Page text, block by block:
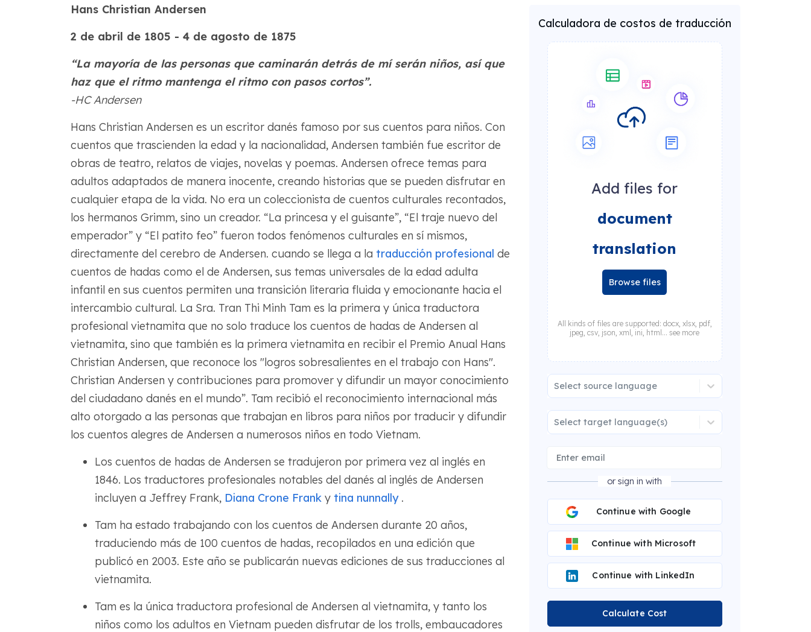
Hans Christian Andersen
2 de abril de 1805 - 4 de agosto de 1875
“La mayoría de las personas que caminarán detrás de mí serán niños, así que
haz que el ritmo mantenga el ritmo con pasos cortos”.
-HC Andersen
Hans Christian Andersen es un escritor danés famoso por sus cuentos para niños. Con
cuentos que trascienden la edad y la nacionalidad, Andersen también fue escritor de
obras de teatro, relatos de viajes, novelas y poemas. Andersen ofrece temas para
adultos adaptados de manera inocente, creando historias que se pueden disfrutar en
cualquier etapa de la vida. No era un coleccionista de cuentos culturales recontados,
los hermanos Grimm, sino un creador. “La princesa y el guisante”, “El traje nuevo del
emperador” y “El patito feo” fueron todos fenómenos culturales en sí mismos,
directamente del cerebro de Andersen. cuando se llega a la traducción profesional de
cuentos de hadas como el de Andersen, sus temas universales de la edad adulta
infantil en sus cuentos permiten una transición literaria fluida y emocionante hacia el
intercambio cultural. La Sra. Tran Thi Minh Tam es la primera y única traductora
profesional vietnamita que no solo traduce los cuentos de hadas de Andersen al
vietnamita, sino que también es la primera vietnamita en recibir el Premio Anual Hans
Christian Andersen, que reconoce los "logros sobresalientes en el trabajo con Hans".
Christian Andersen y contribuciones para promover y difundir un mayor conocimiento
del ciudadano danés en el mundo”. Tam recibió el reconocimiento internacional más
alto otorgado a las personas que trabajan en libros para niños por traducir y difundir
los cuentos alegres de Andersen a numerosos niños en todo Vietnam.
Los cuentos de hadas de Andersen se tradujeron por primera vez al inglés en
1846. Los traductores profesionales notables del danés al inglés de Andersen
incluyen a Jeffrey Frank,Diana Crone Frankytina nunnally.
Tam ha estado trabajando con los cuentos de Andersen durante 20 años,
traduciendo más de 100 cuentos de hadas, recopilados en una edición que
publicó en 2003. Este año se publicarán nuevas ediciones de sus traducciones al
vietnamita.
Tam es la única traductora profesional de Andersen al vietnamita, y tanto los
niños como los adultos en Vietnam pueden disfrutar de los trolls, embaucadores
Calculadora de costos de traducción
Add files for
document
translation
Browse files
All kinds of files are supported: docx, xlsx, pdf,
jpeg, csv, json, xml, ini, html... see more
Select source language
Select target language(s)
or sign in with
Continue with Google
Continue with Microsoft
Continue with LinkedIn
Calculate Cost